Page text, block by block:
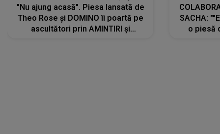
"Nu ajung acasă". Piesa lansată de
Theo Rose și DOMINO îi poartă pe
ascultători prin AMINTIRI și
SACHA:
o piesă